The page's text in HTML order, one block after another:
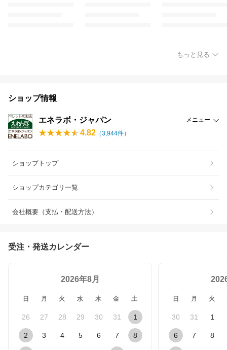
もっと見る
ショップ情報
エネラボ・ジャパン メニュー
4.82 （3,944件）
ショップトップ
ショップカテゴリ一覧
会社概要（支払・配送方法）
受注・発送カレンダー
2026年8月
日 月 火 水 木 金 土
26 27 28 29 30 31 1
2 3 4 5 6 7 8
日 月 火
30 31 1
6 7 8